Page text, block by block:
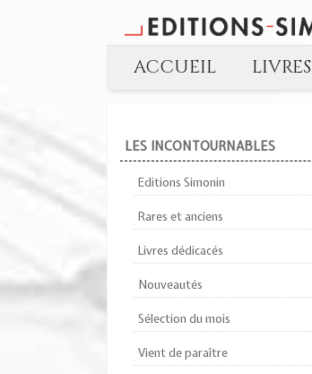
ACCUEIL LIVRES
LES INCONTOURNABLES
Editions Simonin
Rares et anciens
Livres dédicacés
Nouveautés
Sélection du mois
Vient de paraître